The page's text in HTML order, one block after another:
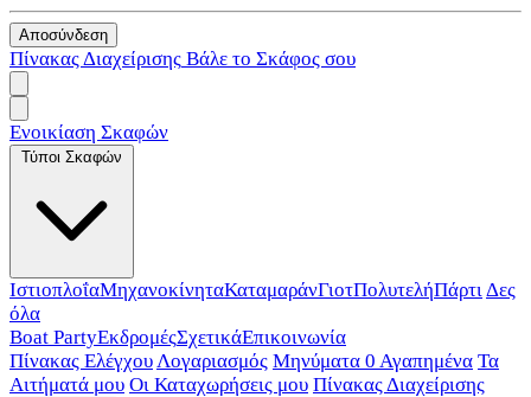
Αποσύνδεση
Πίνακας Διαχείρισης Βάλε το Σκάφος σου
Ενοικίαση Σκαφών
Τύποι Σκαφών
ΙστιοπλοΐαΜηχανοκίνηταΚαταμαράνΓιοτΠολυτελήΠάρτιΔες
όλα
Boat PartyΕκδρομέςΣχετικάΕπικοινωνία
Πίνακας ΕλέγχουΛογαριασμός Μηνύματα 0 Αγαπημένα Τα
Αιτήματά μου Οι Καταχωρήσεις μου Πίνακας Διαχείρισης